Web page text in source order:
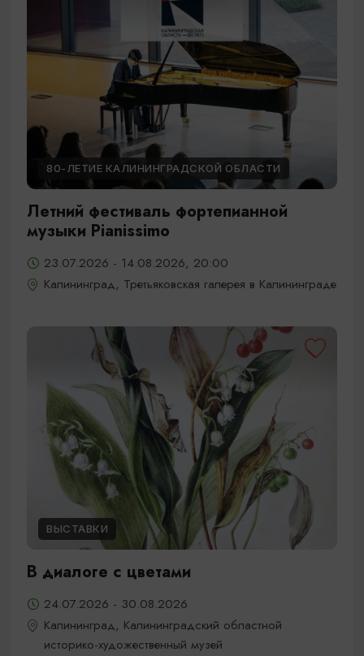
80-ЛЕТИЕ КАЛИНИНГРАДСКОЙ ОБЛАСТИ
Летний фестиваль фортепианной
музыки Pianissimo
23.07.2026 - 14.08.2026, 20:00
Калининград, Третьяковская галерея в Калининграде
ВЫСТАВКИ
В диалоге с цветами
24.07.2026 - 30.08.2026
Калининград, Калининградский областной
историко-художественный музей